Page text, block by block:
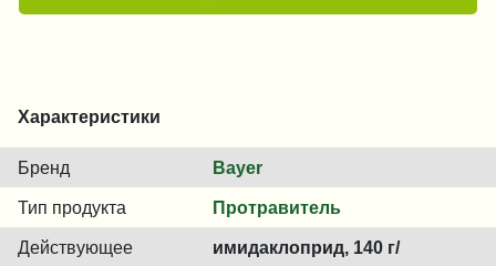
Характеристики
Бренд Bayer
Тип продукта Протравитель
Действующее
имидаклоприд, 140 г/